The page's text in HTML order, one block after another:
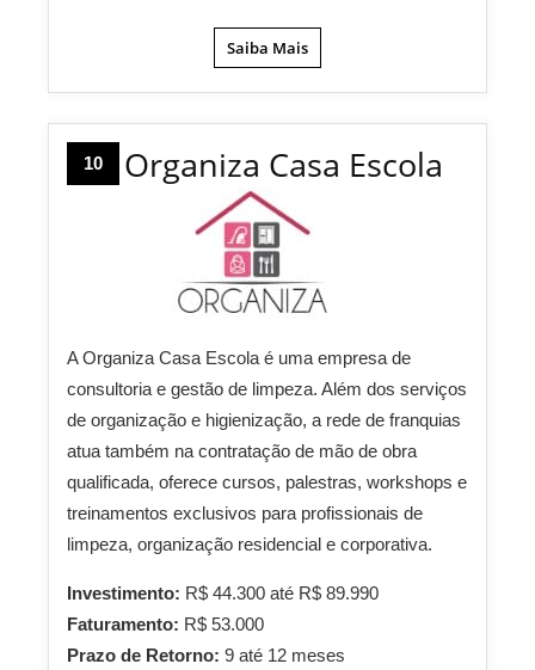
Saiba Mais
10 Organiza Casa Escola
A Organiza Casa Escola é uma empresa de
consultoria e gestão de limpeza. Além dos serviços
de organização e higienização, a rede de franquias
atua também na contratação de mão de obra
qualificada, oferece cursos, palestras, workshops e
treinamentos exclusivos para profissionais de
limpeza, organização residencial e corporativa.
Investimento: R$ 44.300 até R$ 89.990
Faturamento: R$ 53.000
Prazo de Retorno: 9 até 12 meses